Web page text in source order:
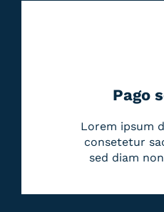
Pago
Lorem ipsum
consetetur
sed diam